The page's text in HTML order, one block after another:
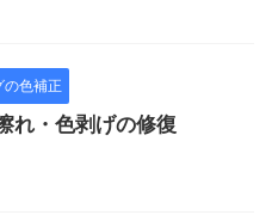
の色補正
れ・色剥げの修復